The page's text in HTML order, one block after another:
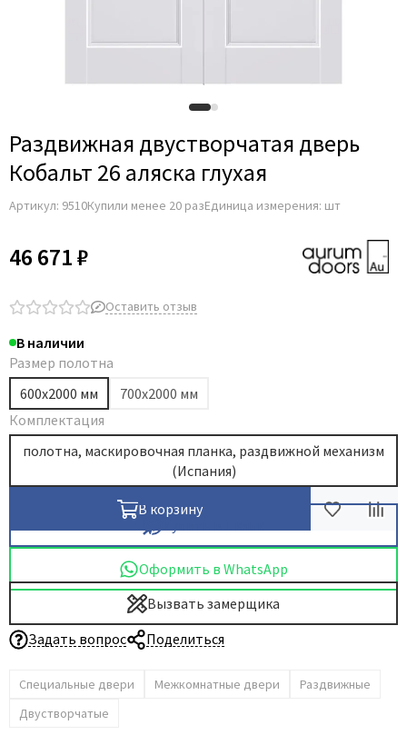
Раздвижная двустворчатая дверь
Кобальт 26 аляска глухая
Артикул: 9510Купили менее 20 разЕдиница измерения: шт
46 671 ₽
Оставить отзыв
В наличии
Размер полотна
600х2000 мм
700х2000 мм
Комплектация
полотна, маскировочная планка, раздвижной механизм
(Испания)
В корзину
Оформить в WhatsApp
Вызвать замерщика
Задать вопрос
Поделиться
Специальные двери Межкомнатные двери
Раздвижные
Двустворчатые